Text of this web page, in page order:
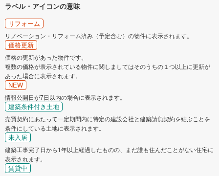
イ
ペ
ー
ジ
に
保
存
す
る
ラベル・アイコンの意味
リフォーム
リノベーション・リフォーム済み（予定含む）の物件に表示されます。
価格更新
価格の更新があった物件です。
複数の価格が表示されている物件に関しましてはそのうちの１つ以上に更新が
あった場合に表示されます。
NEW
情報公開日が7日以内の場合に表示されます。
建築条件付き土地
売買契約にあたって一定期間内に特定の建設会社と建築請負契約を結ぶことを
条件にしている土地に表示されます。
未入居
建築工事完了日から1年以上経過したものの、まだ誰も住んだことがない住宅に
表示されます。
賃貸中